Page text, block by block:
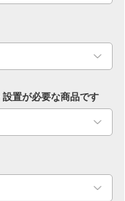
置が必要な商品です